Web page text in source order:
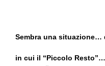
Sembra una
in cui il “Piccolo